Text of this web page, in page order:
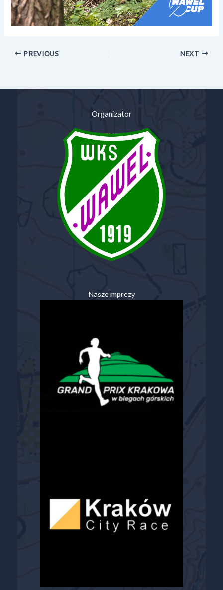
PREVIOUS NEXT
Organizator
Nasze imprezy